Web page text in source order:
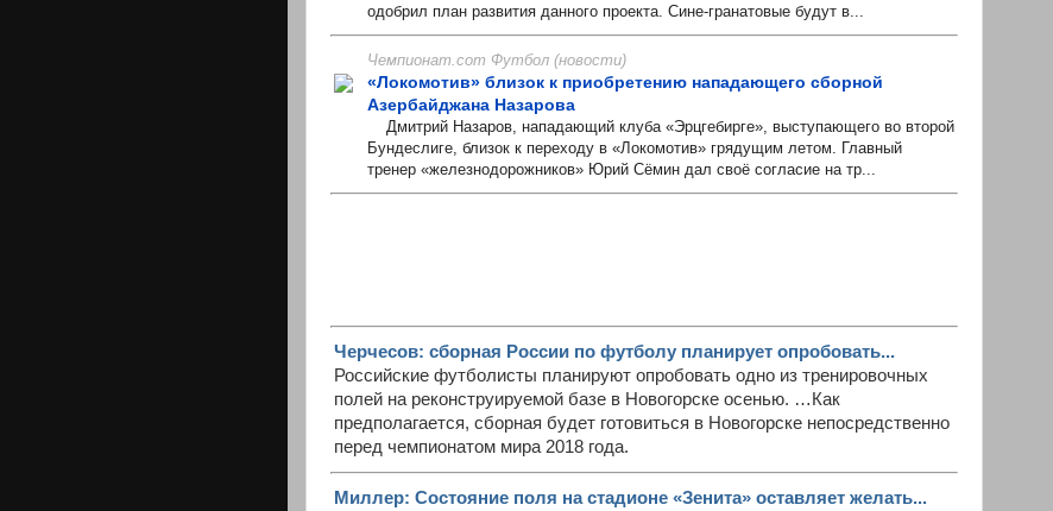
одобрил план развития данного проекта. Сине-гранатовые будут в...
Чемпионат.com Футбол (новости)
«Локомотив» близок к приобретению нападающего сборной
Азербайджана Назарова
Дмитрий Назаров, нападающий клуба «Эрцгебирге», выступающего во второй
Бундеслиге, близок к переходу в «Локомотив» грядущим летом. Главный
тренер «железнодорожников» Юрий Сёмин дал своё согласие на тр...
Черчесов: сборная России по футболу планирует опробовать...
Российские футболисты планируют опробовать одно из тренировочных
полей на реконструируемой базе в Новогорске осенью. …Как
предполагается, сборная будет готовиться в Новогорске непосредственно
перед чемпионатом мира 2018 года.
Миллер: Состояние поля на стадионе «Зенита» оставляет желать...